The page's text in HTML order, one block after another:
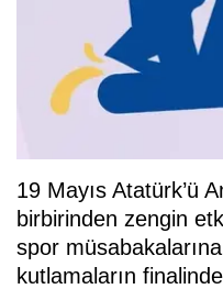
19 Mayıs Atatürk’ü
birbirinden zengin
spor
kutlamaların